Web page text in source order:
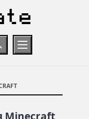
Minecraft